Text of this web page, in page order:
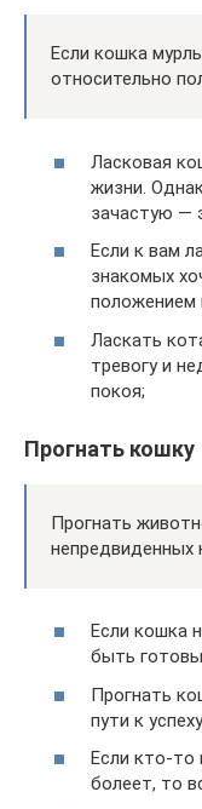
Если кошка
относительно
Ласковая
жизни.
зачастую —
Если к вам
знакомых
положением
Ласкать
тревогу и
покоя;
Прогнать кошку
Прогнать
непредвиденных
Если кошка
быть
Прогнать
пути к
Если кто-то
болеет, то